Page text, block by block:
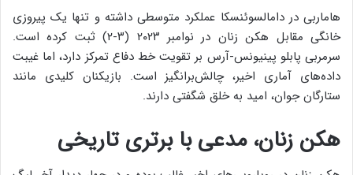
هاماربی در دامالسوئنسکا عملکرد متوسطی داشته و تنها یک پیروزی
خانگی مقابل هکن زنان در نوامبر ۲۰۲۳ (۳-۲) ثبت کرده است.
سرمربی پابلو پینیونس-آرس بر تقویت خط دفاع تمرکز دارد، اما غیبت
داده‌های آماری اخیر، چالش‌برانگیز است. بازیکنان کلیدی مانند
ستارگان جوان، امید به خلق شگفتی دارند.
هکن زنان، مدعی با برتری تاریخی